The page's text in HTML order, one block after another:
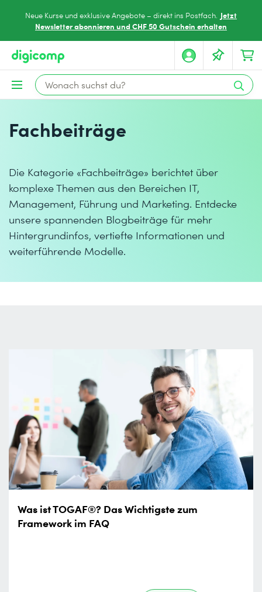
Neue Kurse und exklusive Angebote – direkt ins Postfach. Jetzt
Newsletter abonnieren und CHF 50 Gutschein erhalten
Fachbeiträge
Die Kategorie «Fachbeiträge» berichtet über
komplexe Themen aus den Bereichen IT,
Management, Führung und Marketing. Entdecke
unsere spannenden Blogbeiträge für mehr
Hintergrundinfos, vertiefte Informationen und
weiterführende Modelle.
Was ist TOGAF®? Das Wichtigste zum
Framework im FAQ